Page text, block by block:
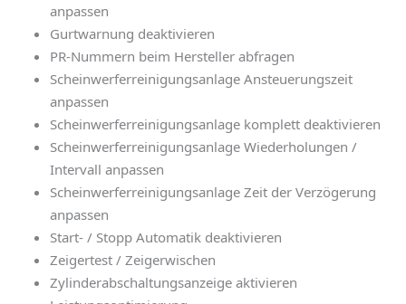
anpassen
Gurtwarnung deaktivieren
PR-Nummern beim Hersteller abfragen
Scheinwerferreinigungsanlage Ansteuerungszeit
anpassen
Scheinwerferreinigungsanlage komplett deaktivieren
Scheinwerferreinigungsanlage Wiederholungen /
Intervall anpassen
Scheinwerferreinigungsanlage Zeit der Verzögerung
anpassen
Start- / Stopp Automatik deaktivieren
Zeigertest / Zeigerwischen
Zylinderabschaltungsanzeige aktivieren